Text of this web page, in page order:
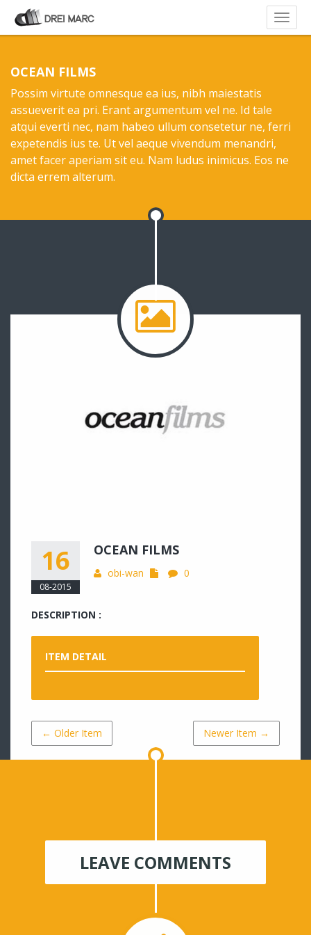
OCEAN FILMS
Possim virtute omnesque ea ius, nibh maiestatis
assueverit ea pri. Erant argumentum vel ne. Id tale
atqui everti nec, nam habeo ullum consetetur ne, ferri
expetendis ius te. Ut vel aeque vivendum menandri,
amet facer aperiam sit eu. Nam ludus inimicus. Eos ne
dicta errem alterum.
16
08-2015
OCEAN FILMS
obi-wan 0
DESCRIPTION :
ITEM DETAIL
← Older Item Newer Item →
LEAVE COMMENTS